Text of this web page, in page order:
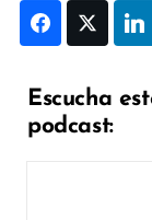
FacebookTwitter
Escucha
podcast: